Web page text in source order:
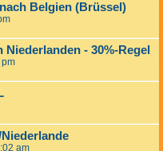
Belgien (Brüssel)
- 30%-Regel
am